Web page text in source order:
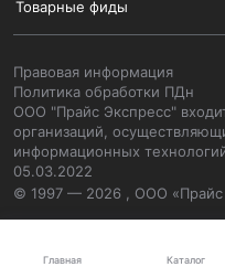
Главная Каталог
Товарные фиды
Правовая информация
Политика обработки ПДн
ООО "Прайс Экспресс"
организаций,
информационных
05.03.2022
© 1997 — 2026 , ООО «Прайс